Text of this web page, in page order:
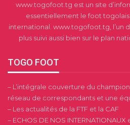
www.togofoot.tg est un site
essentiellement le foot
international. www.togofoot.tg, l’un
plus suivi aussi bien sur le plan
TOGO FOOT
– L’intégrale couverture du
réseau de correspondants et une
– Les actualités de la FTF et la CAF
– ECHOS DE NOS INTERNATIONAUX